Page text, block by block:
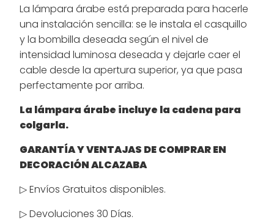
La lámpara árabe está preparada para hacerle
una instalación sencilla: se le instala el casquillo
y la bombilla deseada según el nivel de
intensidad luminosa deseada y dejarle caer el
cable desde la apertura superior, ya que pasa
perfectamente por arriba.
La lámpara árabe incluye la cadena para
colgarla.
GARANTÍA Y VENTAJAS DE COMPRAR EN
DECORACIÓN ALCAZABA
▷ Envíos Gratuitos disponibles.
▷ Devoluciones 30 Días.